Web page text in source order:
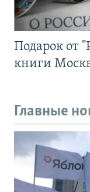
Подарок от
книги
Главные